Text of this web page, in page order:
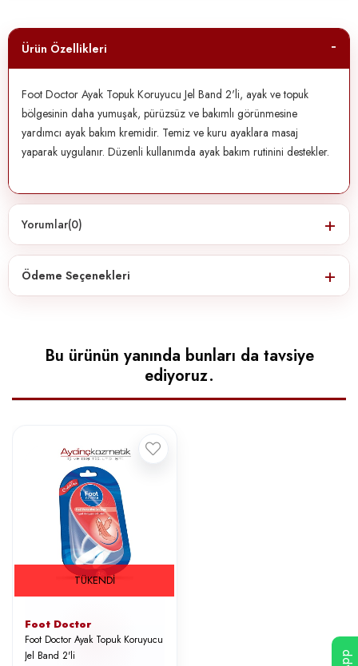
Ürün Özellikleri
Foot Doctor Ayak Topuk Koruyucu Jel Band 2'li, ayak ve topuk
bölgesinin daha yumuşak, pürüzsüz ve bakımlı görünmesine
yardımcı ayak bakım kremidir. Temiz ve kuru ayaklara masaj
yaparak uygulanır. Düzenli kullanımda ayak bakım rutinini destekler.
Yorumlar(0)
Ödeme Seçenekleri
Bu ürünün yanında bunları da tavsiye
ediyoruz.
TÜKENDI
Foot Doctor
Foot Doctor Ayak Topuk Koruyucu
Jel Band 2'li